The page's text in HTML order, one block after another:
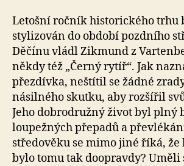
Letošní ročník historického trhu
stylizován do období pozdního
Děčínu vládl Zikmund z
někdy též „Černý rytíř“. Jak
přezdívka, neštítil se žádné
násilného skutku, aby rozšířil
Jeho dobrodružný život byl plný
loupežných přepadů a
středověku se mimo jiné říká, že
bylo tomu tak doopravdy? Uměli